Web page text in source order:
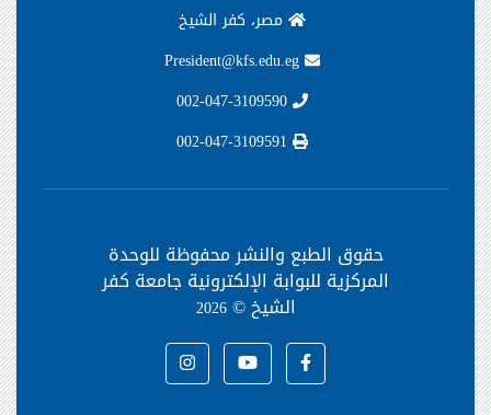
مصر، كفر الشيخ
حقوق الطبع والنشر محفوظة للوحدة
المركزية للبوابة الإلكترونية جامعة كفر
الشيخ ©2026